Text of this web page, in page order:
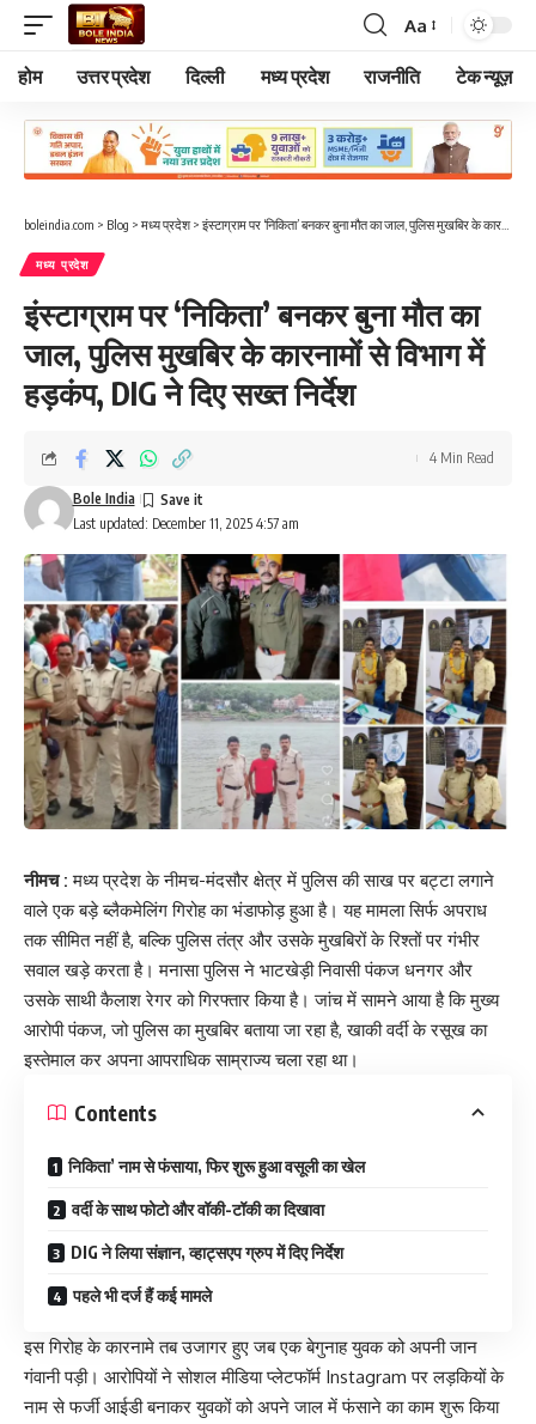
Font
Resizer
Aa
होम उत्तर प्रदेश दिल्ली मध्य प्रदेश राजनीति टेक न्यूज़
boleindia.com > Blog > मध्य प्रदेश> इंस्टाग्राम पर ‘निकिता’ बनकर बुना मौत का जाल, पुलिस मुखबिर के कारनामों से विभाग में हड़कंप, DIG ने दिए सख्त निर्देश
मध्य प्रदेश
इंस्टाग्राम पर ‘निकिता’ बनकर बुना मौत का
जाल, पुलिस मुखबिर के कारनामों से विभाग में
हड़कंप, DIG ने दिए सख्त निर्देश
Last updated: December 11, 2025 4:57 am
Bole India
4 Min Read
नीमच :मध्य प्रदेश के नीमच-मंदसौर क्षेत्र में पुलिस की साख पर बट्टा लगाने
वाले एक बड़े ब्लैकमेलिंग गिरोह का भंडाफोड़ हुआ है। यह मामला सिर्फ अपराध
तक सीमित नहीं है, बल्कि पुलिस तंत्र और उसके मुखबिरों के रिश्तों पर गंभीर
सवाल खड़े करता है। मनासा पुलिस ने भाटखेड़ी निवासी पंकज धनगर और
उसके साथी कैलाश रेगर को गिरफ्तार किया है। जांच में सामने आया है कि मुख्य
आरोपी पंकज, जो पुलिस का मुखबिर बताया जा रहा है, खाकी वर्दी के रसूख का
इस्तेमाल कर अपना आपराधिक साम्राज्य चला रहा था।
Contents
निकिता’ नाम से फंसाया, फिर शुरू हुआ वसूली का खेल
वर्दी के साथ फोटो और वॉकी-टॉकी का दिखावा
DIG ने लिया संज्ञान, व्हाट्सएप ग्रुप में दिए निर्देश
पहले भी दर्ज हैं कई मामले
इस गिरोह के कारनामे तब उजागर हुए जब एक बेगुनाह युवक को अपनी जान
गंवानी पड़ी। आरोपियों ने सोशल मीडिया प्लेटफॉर्म Instagram पर लड़कियों के
नाम से फर्जी आईडी बनाकर युवकों को अपने जाल में फंसाने का काम शुरू किया